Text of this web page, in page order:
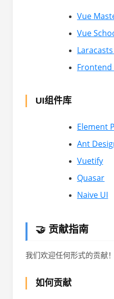
Vue
Vue
Frontend
UI组件库
Element
Ant
Vuetify
Quasar
Naive UI
🤝 贡献指南
我们欢迎任何形式的贡献！
如何贡献